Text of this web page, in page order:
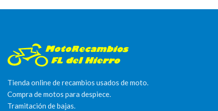
Tienda online de recambios usados de moto.
Compra de motos para despiece.
Tramitación de bajas.